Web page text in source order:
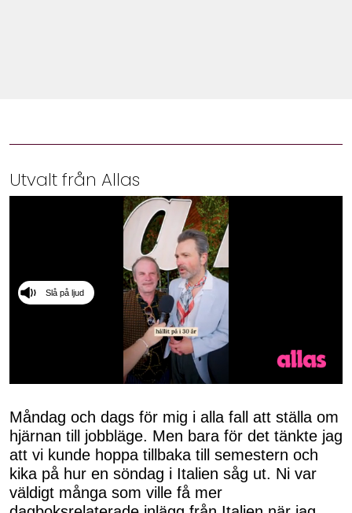
Utvalt från Allas
of
50
seconds
Slå på ljud
Måndag och dags för mig i alla fall att ställa om
hjärnan till jobbläge. Men bara för det tänkte jag
att vi kunde hoppa tillbaka till semestern och
kika på hur en söndag i Italien såg ut. Ni var
väldigt många som ville få mer